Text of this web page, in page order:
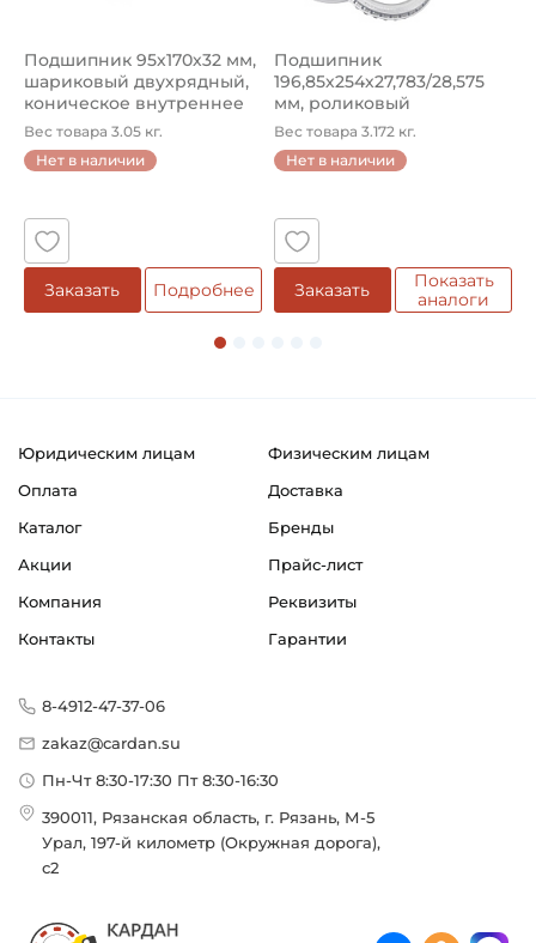
Подшипник 95х170х32 мм,
шариковый двухрядный,
коническое внутреннее
кол...
Вес товара 3.05 кг.
Нет в наличии
Заказать Подробнее
Подшипник
196,85х254х27,783/28,575
мм, роликовый
однорядный конический
...
Вес товара 3.172 кг.
Нет в наличии
Заказать
Показать
аналоги
Юридическим лицам
Физическим лицам
Оплата
Доставка
Каталог
Бренды
Акции
Прайс-лист
Компания
Реквизиты
Контакты
Гарантии
8-4912-47-37-06
zakaz@cardan.su
Пн-Чт 8:30-17:30 Пт 8:30-16:30
390011, Рязанская область, г. Рязань, М-5
Урал, 197-й километр (Окружная дорога),
с2